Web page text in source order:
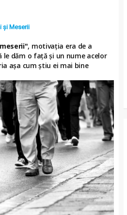
și Meserii
, motivaţia era de a
le dăm o faţă şi un nume acelor
aşa cum ştiu ei mai bine